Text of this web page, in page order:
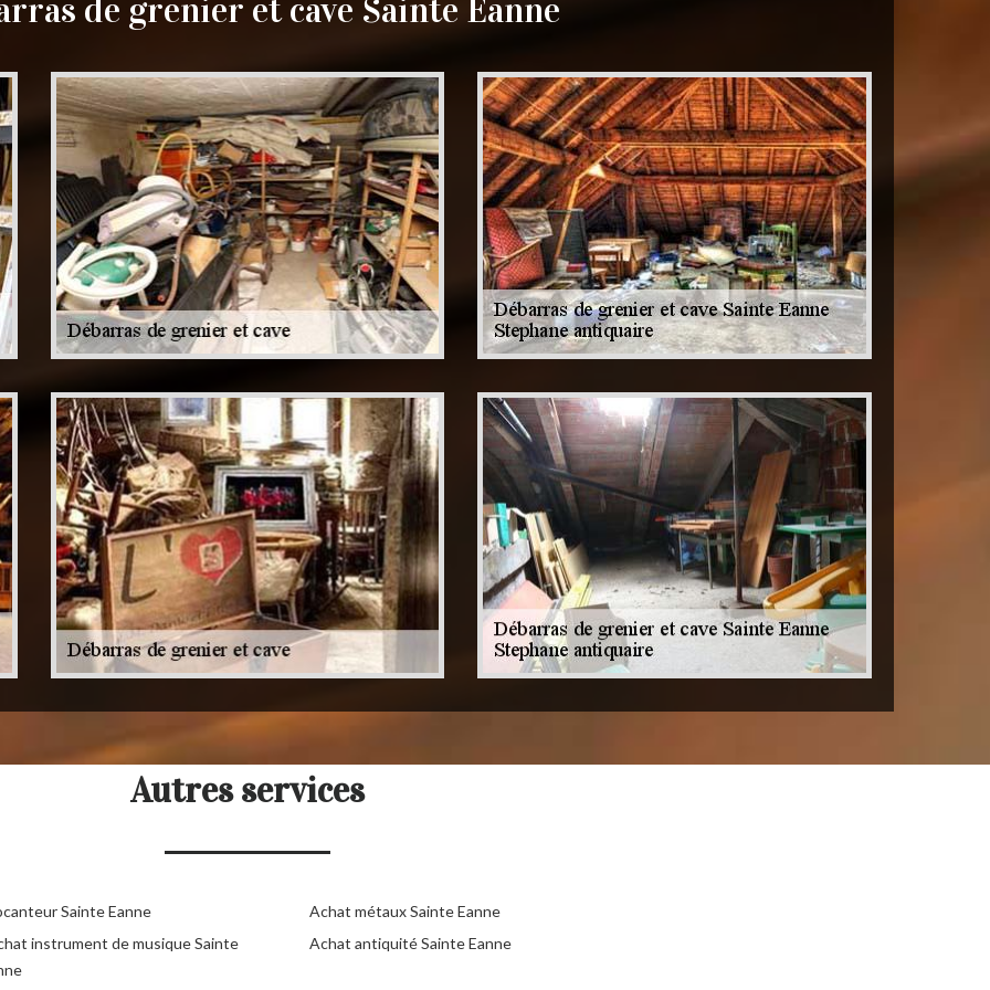
de grenier et cave Sainte Eanne
Autres services
Sainte Eanne
instrument de musique Sainte
Achat métaux Sainte Eanne
Achat antiquité Sainte Eanne